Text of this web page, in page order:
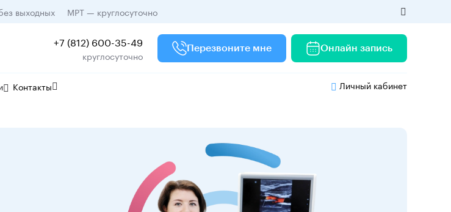
выходных МРТ — круглосуточно
+7 (812) 600-35-49
круглосуточно
Перезвоните мне Онлайн запись
Контакты Личный кабинет